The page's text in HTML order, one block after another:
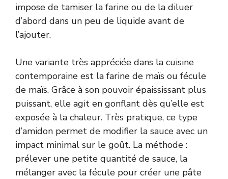
impose de tamiser la farine ou de la diluer
d’abord dans un peu de liquide avant de
l’ajouter.
Une variante très appréciée dans la cuisine
contemporaine est la farine de maïs ou fécule
de maïs. Grâce à son pouvoir épaississant plus
puissant, elle agit en gonflant dès qu’elle est
exposée à la chaleur. Très pratique, ce type
d’amidon permet de modifier la sauce avec un
impact minimal sur le goût. La méthode :
prélever une petite quantité de sauce, la
mélanger avec la fécule pour créer une pâte